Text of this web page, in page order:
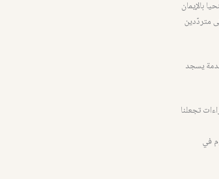
بالإيمان
متردّدين
يسجد
تجعلنا
في